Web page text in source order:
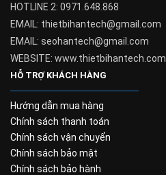
HOTLINE 2: 0971.648.868
EMAIL: thietbihantech@gmail.com
EMAIL: seohantech@gmail.com
WEBSITE: www.thietbihantech.com
HỖ TRỢ KHÁCH HÀNG
Hướng dẫn mua hàng
Chính sách thanh toán
Chính sách vận chuyển
Chính sách bảo mật
Chính sách bảo hành